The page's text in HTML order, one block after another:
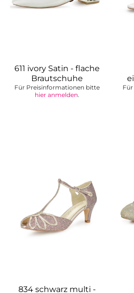
611 ivory Satin - flache
Brautschuhe
Für Preisinformationen bitte
hier anmelden.
834 schwarz multi -